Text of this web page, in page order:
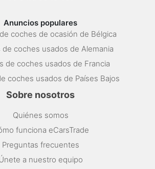
Anuncios populares
coches de ocasión de Bélgica
de coches usados de Alemania
de coches usados de Francia
coches usados de Países Bajos
Sobre nosotros
Quiénes somos
funciona eCarsTrade
Preguntas frecuentes
a nuestro equipo